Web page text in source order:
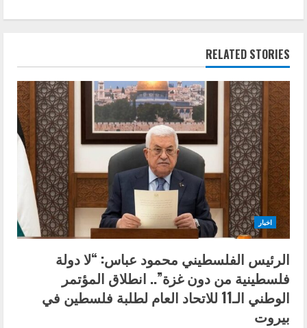
n
u
e
R
e
a
d
i
n
g
RELATED STORIES
اخبار
الرئيس الفلسطيني محمود عباس: “لا دولة
فلسطينية من دون غزة”.. انطلاق المؤتمر
الوطني الـ11 للاتحاد العام لطلبة فلسطين في
بيروت